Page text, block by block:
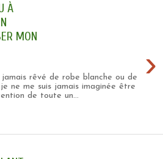
À
MON
›
rêvé de robe blanche ou de
ne me suis jamais imaginée être
de toute un...